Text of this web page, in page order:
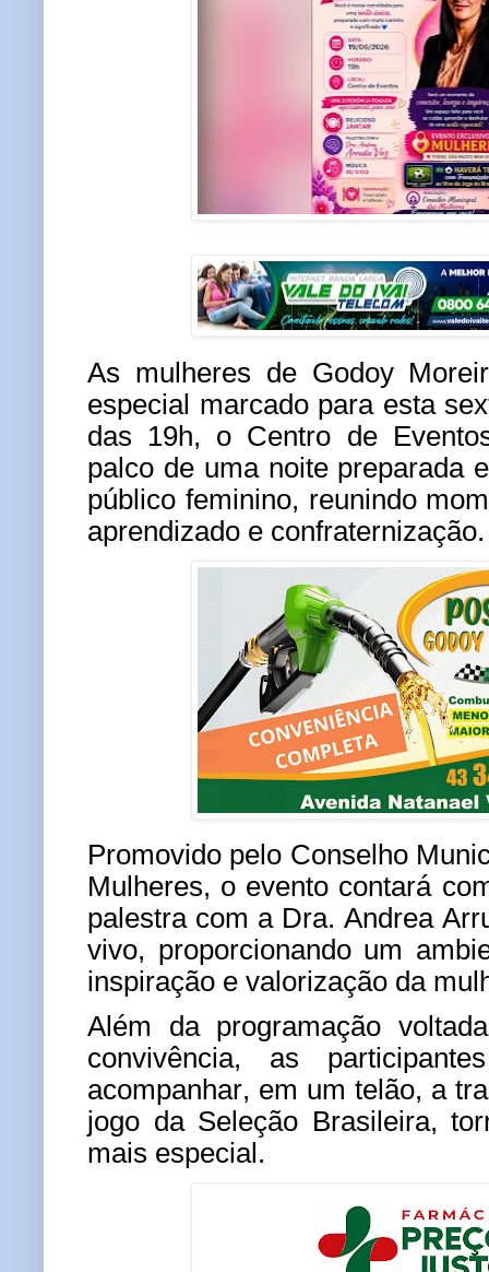
As mulheres de Godoy
especial marcado para esta
das 19h, o Centro de
palco de uma noite preparada
público feminino, reunindo
aprendizado e confraternização.
Promovido pelo Conselho
Mulheres, o evento contará
palestra com a Dra. Andrea
vivo, proporcionando um
inspiração e valorização da
Além da programação
convivência, as
acompanhar, em um telão, a
jogo da Seleção Brasileira,
mais especial.